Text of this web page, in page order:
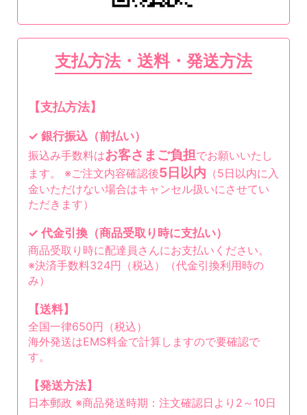
支払方法・送料・発送方法
【支払方法】
✓ 銀行振込（前払い）
振込み手数料はお客さまご負担でお願いいたし
ます。 ※ご注文内容確認後5日以内 （5日以内に入
金いただけない場合はキャンセル扱いにさせてい
ただきます）
✓ 代金引換（商品受取り時に支払い）
商品受取り時に配達員さんにお支払いください。
※決済手数料324円（税込）（代金引換利用時の
み）
【送料】
全国一律650円（税込）
海外発送はEMS料金で計算しますので要確認で
す。
【発送方法】
日本郵政 ※商品発送時期：注文確認日より2～10日